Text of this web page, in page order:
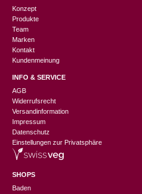
Konzept
Produkte
Team
Marken
Kontakt
Kundenmeinung
INFO & SERVICE
AGB
Widerrufsrecht
Versandinformation
Impressum
Datenschutz
Einstellungen zur Privatsphäre
SHOPS
Baden